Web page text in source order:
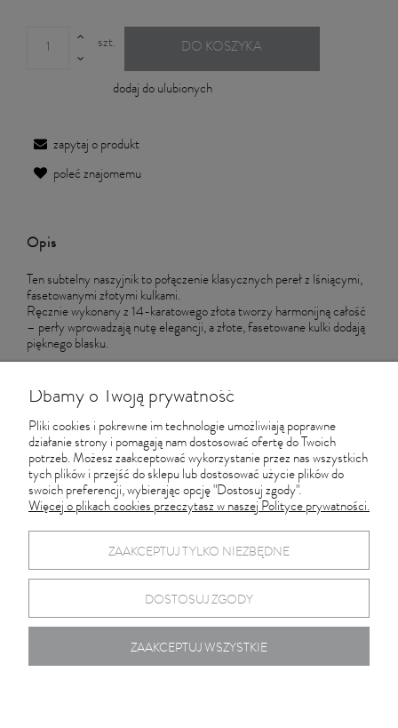
szt. DO KOSZYKA
dodaj do ulubionych
zapytaj o produkt
poleć znajomemu
Opis
Ten subtelny naszyjnik to połączenie klasycznych pereł z lśniącymi,
fasetowanymi złotymi kulkami.
Ręcznie wykonany z 14-karatowego złota tworzy harmonijną całość
– perły wprowadzają nutę elegancji, a złote, fasetowane kulki dodają
pięknego blasku.
ręczne wykonanie
regulacja długości naszyjnika: 43 - 45 cm
waga ~ 3,4 g
Naszyjnik z perłamimożna przymierzyć oraz kupić stacjonarnie w
naszej Pracowni Złotniczej w Gdańsku.
Dbamy o Twoją prywatność
Pliki cookies i pokrewne im technologie umożliwiają poprawne
działanie strony i pomagają nam dostosować ofertę do Twoich
potrzeb. Możesz zaakceptować wykorzystanie przez nas wszystkich
tych plików i przejść do sklepu lub dostosować użycie plików do
swoich preferencji, wybierając opcję "Dostosuj zgody".
Więcej o plikach cookies przeczytasz w naszej Polityce prywatności.
ZAAKCEPTUJ TYLKO NIEZBĘDNE
DOSTOSUJ ZGODY
ZAAKCEPTUJ WSZYSTKIE